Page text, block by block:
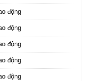
động
động
động
động
động